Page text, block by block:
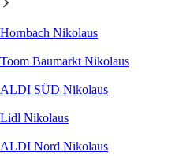
Hornbach Nikolaus
Toom Baumarkt Nikolaus
ALDI SÜD Nikolaus
Lidl Nikolaus
ALDI Nord Nikolaus